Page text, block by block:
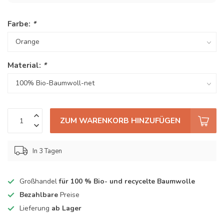
Farbe: *
Material: *
ZUM WARENKORB HINZUFÜGEN
In 3 Tagen
Großhandelfür 100 % Bio- und recycelte Baumwolle
Bezahlbare Preise
Lieferung ab Lager